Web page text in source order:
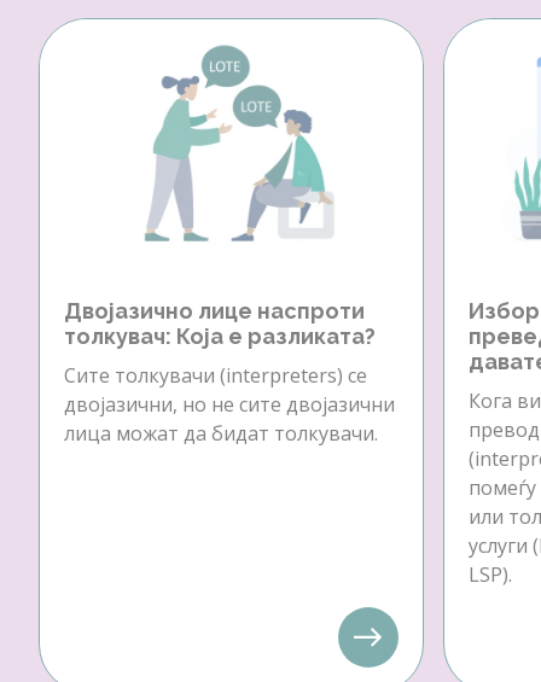
Двојазично лице наспроти
толкувач: Која е разликата?
Сите толкувачи (interpreters) се
двојазични, но не сите двојазични
лица можат да бидат толкувачи.
Кога
или
услуги
LSP).